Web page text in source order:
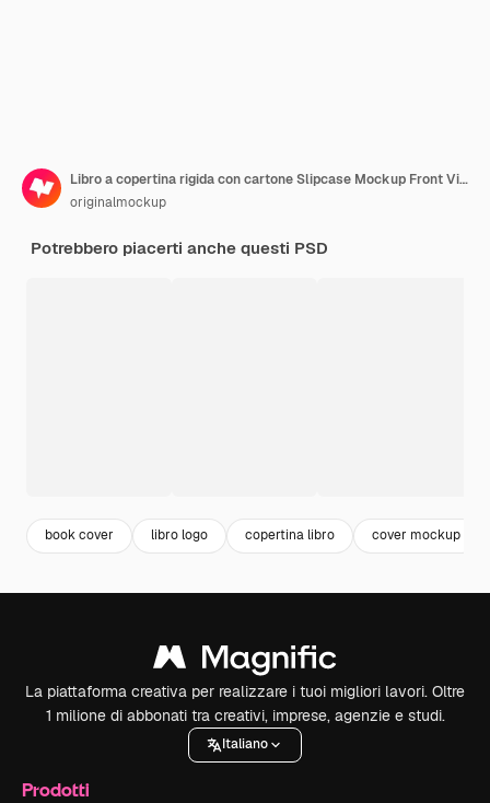
Libro a copertina rigida con cartone Slipcase Mockup Front View
originalmockup
Potrebbero piacerti anche questi PSD
book cover libro logo copertina libro cover mockup
La piattaforma creativa per realizzare i tuoi migliori lavori. Oltre
1 milione di abbonati tra creativi, imprese, agenzie e studi.
Italiano
Prodotti